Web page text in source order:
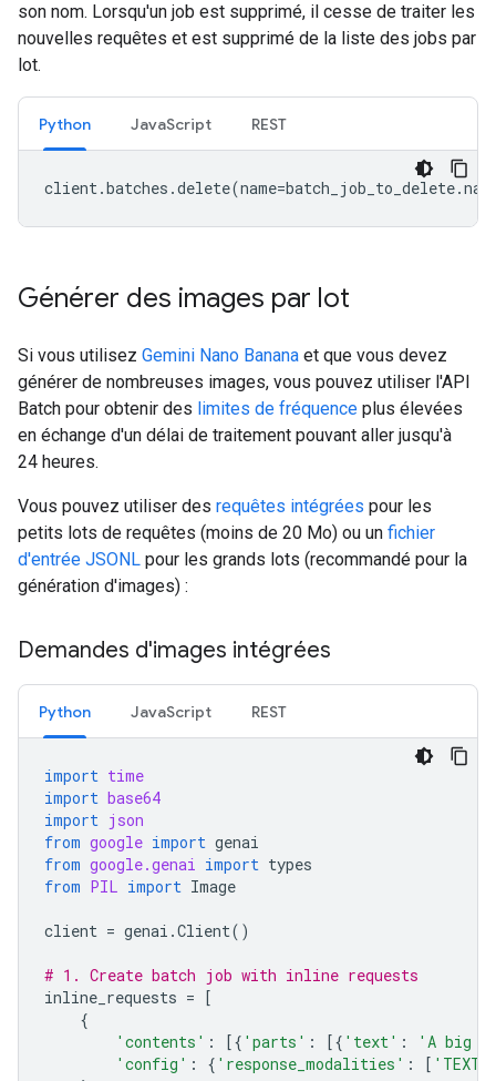
son nom. Lorsqu'un job est supprimé, il cesse de traiter les
nouvelles requêtes et est supprimé de la liste des jobs par
lot.
Python JavaScript REST
client.batches .delete(name=batch_job_to_delete.
Générer des images par lot
Si vous utilisez Gemini Nano Banana et que vous devez
générer de nombreuses images, vous pouvez utiliser l'API
Batch pour obtenir des limites de fréquence plus élevées
en échange d'un délai de traitement pouvant aller jusqu'à
24 heures.
Vous pouvez utiliser des requêtes intégrées pour les
petits lots de requêtes (moins de 20 Mo) ou un fichier
d'entrée JSONL pour les grands lots (recommandé pour la
génération d'images) :
Demandes d'images intégrées
Python JavaScript REST
import time
import base64
import json
from google import genai
from google.genai import types
from PIL import Image
client = genai .Client()
# 1. Create batch job with inline requests
inline_requests = [
{
'contents' : [{ 'parts' : [{ 'text' :
'A big
'config' : { 'response_modalities' : [ 'TEXT'